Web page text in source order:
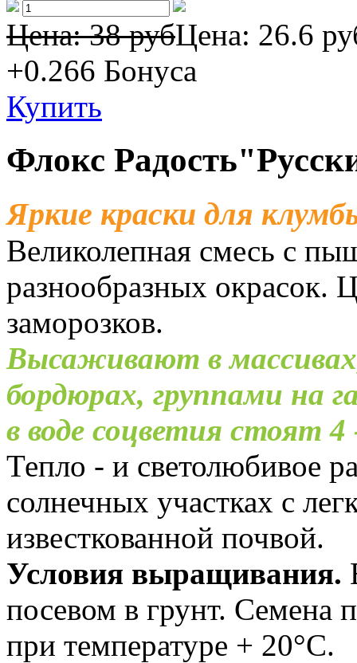
Цена: 38 рубЦена: 26.6
+0.266 Бонуса
Купить
Флокс
Яркие краски для
Великолепная смесь с
разнообразных окрасок.
заморозков.
Высаживают в
бордюрах, группами на
в воде соцветия стоят 4
Тепло - и светолюбивое
солнечных участках с
известкованной почвой.
Условия выращивания.
посевом в грунт. Семена
при температуре + 20°С.